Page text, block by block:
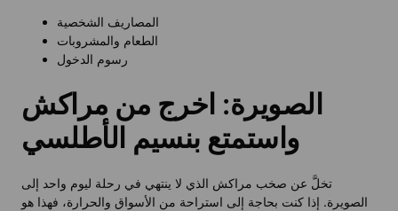
المصاريف الشخصية
الطعام والمشروبات
رسوم الدخول
الصويرة: اخرج من مراكش
واستمتع بنسيم الأطلسي
تخلَّ عن صخب مراكش الذي لا ينتهي في رحلة ليوم واحد إلى
الصويرة. إذا كنت بحاجة إلى استراحة من الأسواق والحرارة، فهذا هو